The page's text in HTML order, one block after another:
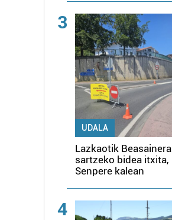
3
UDALA
Lazkaotik Beasainera
sartzeko bidea itxita,
Senpere kalean
4